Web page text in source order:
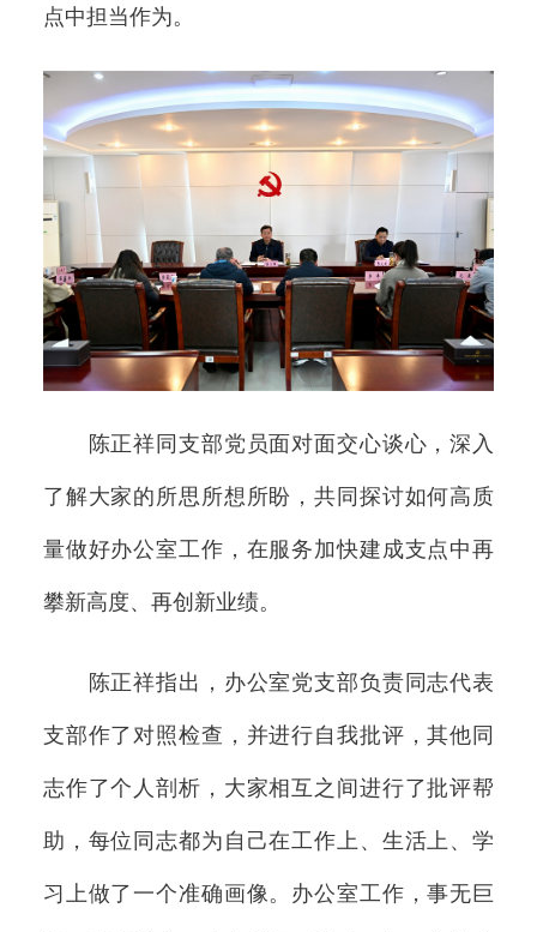
点中担当作为。
陈正祥同支部党员面对面交心谈心，深入
了解大家的所思所想所盼，共同探讨如何高质
量做好办公室工作，在服务加快建成支点中再
攀新高度、再创新业绩。
陈正祥指出，办公室党支部负责同志代表
支部作了对照检查，并进行自我批评，其他同
志作了个人剖析，大家相互之间进行了批评帮
助，每位同志都为自己在工作上、生活上、学
习上做了一个准确画像。办公室工作，事无巨